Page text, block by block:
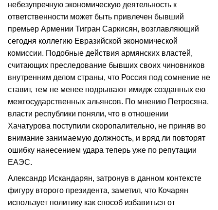
небезупречную экономическую деятельность к
ответственности может быть привлечен бывший
премьер Армении Тигран Саркисян, возглавляющий
сегодня коллегию Евразийской экономической
комиссии. Подобные действия армянских властей,
считающих преследование бывших своих чиновников
внутренним делом страны, что Россия под сомнение не
ставит, тем не менее подрывают имидж созданных ею
межгосударственных альянсов. По мнению Петросяна,
власти республики поняли, что в отношении
Хачатурова поступили скоропалительно, не приняв во
внимание занимаемую должность, и вряд ли повторят
ошибку нанесением удара теперь уже по репутации
ЕАЭС.
Александр Искандарян, затронув в данном контексте
фигуру второго президента, заметил, что Кочарян
использует политику как способ избавиться от